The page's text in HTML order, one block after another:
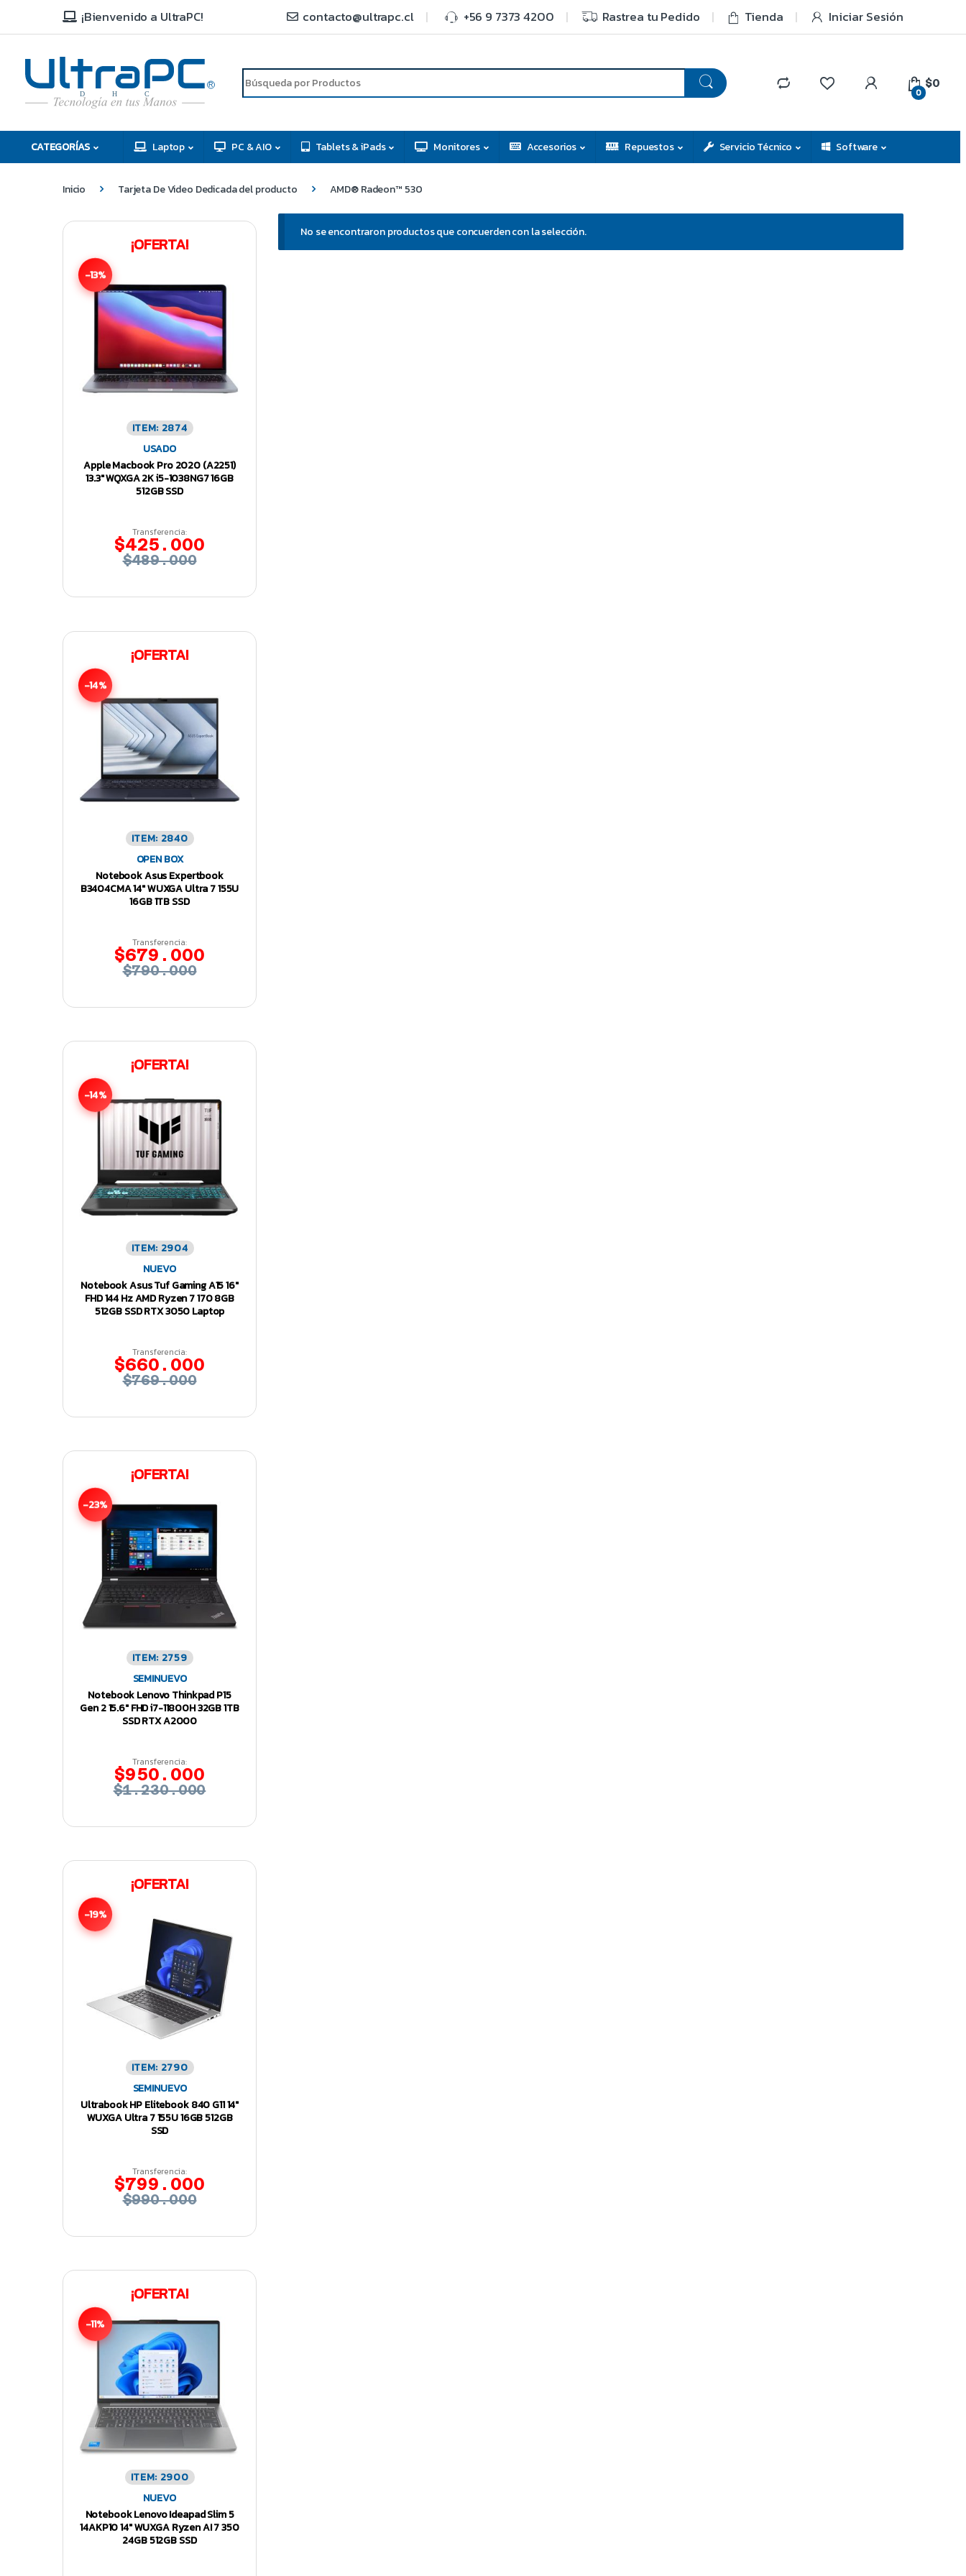
¡Bienvenido a UltraPC! contacto@ultrapc.cl +56 9 7373 4200 Rastrea tu Pedido Tienda Iniciar Sesión
C
H
D
R
0
$0
CATEGORÍAS Laptop PC & AIO Tablets & iPads Monitores Accesorios Repuestos Servicio Técnico Software
Inicio Tarjeta De Video Dedicada del producto AMD® Radeon™ 530
No se encontraron productos que concuerden con la selección.
¡OFERTA!
-13%
ITEM: 2874
USADO
Apple Macbook Pro 2020 (A2251)
13.3″ WQXGA 2K i5-1038NG7 16GB
512GB SSD
Transferencia:
$425.000
$489.000
¡OFERTA!
-14%
ITEM: 2840
OPEN BOX
Notebook Asus Expertbook
B3404CMA 14″ WUXGA Ultra 7 155U
16GB 1TB SSD
Transferencia:
$679.000
$790.000
¡OFERTA!
-14%
ITEM: 2904
NUEVO
Notebook Asus Tuf Gaming A15 16″
FHD 144 Hz AMD Ryzen 7 170 8GB
512GB SSD RTX 3050 Laptop
Transferencia:
$660.000
$769.000
¡OFERTA!
-23%
ITEM: 2759
SEMINUEVO
Notebook Lenovo Thinkpad P15
Gen 2 15.6″ FHD i7-11800H 32GB 1TB
SSD RTX A2000
Transferencia:
$950.000
$1.230.000
¡OFERTA!
-19%
ITEM: 2790
SEMINUEVO
Ultrabook HP Elitebook 840 G11 14″
WUXGA Ultra 7 155U 16GB 512GB
SSD
Transferencia:
$799.000
$990.000
¡OFERTA!
-11%
ITEM: 2900
NUEVO
Notebook Lenovo Ideapad Slim 5
14AKP10 14″ WUXGA Ryzen AI 7 350
24GB 512GB SSD